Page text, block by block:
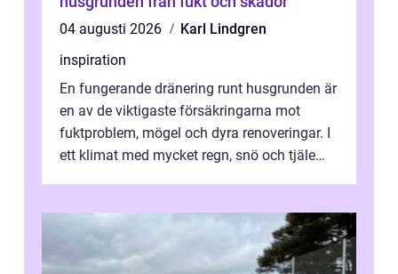
04 augusti 2026
Karl Lindgren
inspiration
En fungerande dränering runt husgrunden är
en av de viktigaste försäkringarna mot
fuktproblem, mögel och dyra renoveringar. I
ett klimat med mycket regn, snö och tjäle